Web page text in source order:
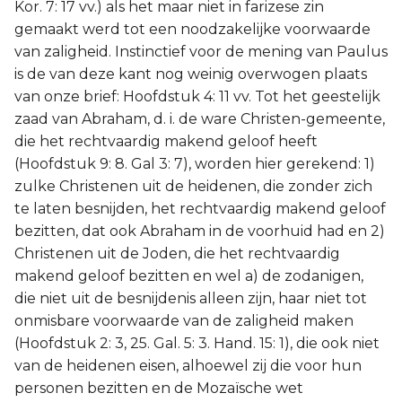
Kor. 7: 17 vv.) als het maar niet in farizese zin
gemaakt werd tot een noodzakelijke voorwaarde
van zaligheid. Instinctief voor de mening van Paulus
is de van deze kant nog weinig overwogen plaats
van onze brief: Hoofdstuk 4: 11 vv. Tot het geestelijk
zaad van Abraham, d. i. de ware Christen-gemeente,
die het rechtvaardig makend geloof heeft
(Hoofdstuk 9: 8. Gal 3: 7), worden hier gerekend: 1)
zulke Christenen uit de heidenen, die zonder zich
te laten besnijden, het rechtvaardig makend geloof
bezitten, dat ook Abraham in de voorhuid had en 2)
Christenen uit de Joden, die het rechtvaardig
makend geloof bezitten en wel a) de zodanigen,
die niet uit de besnijdenis alleen zijn, haar niet tot
onmisbare voorwaarde van de zaligheid maken
(Hoofdstuk 2: 3, 25. Gal. 5: 3. Hand. 15: 1), die ook niet
van de heidenen eisen, alhoewel zij die voor hun
personen bezitten en de Mozaïsche wet